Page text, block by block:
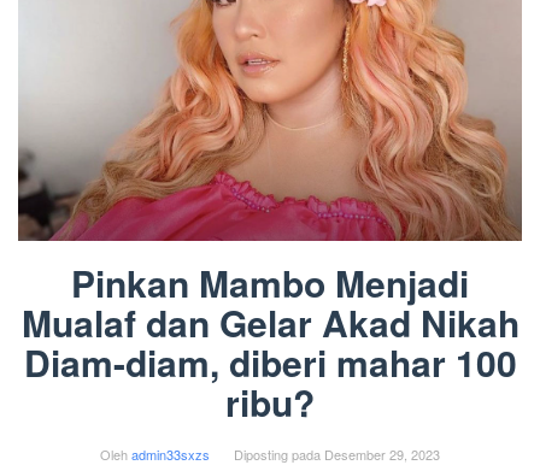
Pinkan Mambo Menjadi
Mualaf dan Gelar Akad Nikah
Diam-diam, diberi mahar 100
ribu?
Olehadmin33sxzs Diposting pada Desember 29, 2023